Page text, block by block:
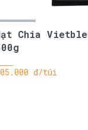
Chia
đ/túi